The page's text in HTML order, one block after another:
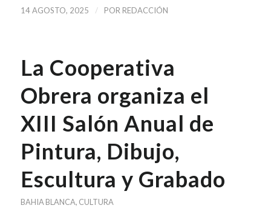
14 AGOSTO, 2025 / POR REDACCIÓN
La Cooperativa
Obrera organiza el
XIII Salón Anual de
Pintura, Dibujo,
Escultura y Grabado
BAHIA BLANCA, CULTURA